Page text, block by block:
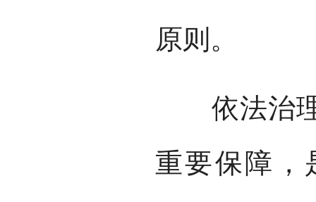
原则。
依法治理
重要保障，